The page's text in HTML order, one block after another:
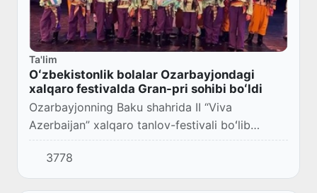
Ta'lim
Oʻzbekistonlik bolalar Ozarbayjondagi
xalqaro festivalda Gran-pri sohibi boʻldi
Ozarbayjonning Baku shahrida II “Viva
Azerbaijan” xalqaro tanlov-festivali boʻlib
oʻtyapti.
3778